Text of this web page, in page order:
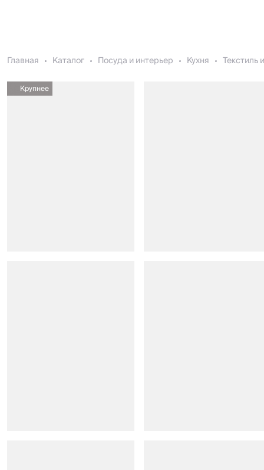
Главная Каталог Посуда и интерьер Кухня Текстиль
Крупнее